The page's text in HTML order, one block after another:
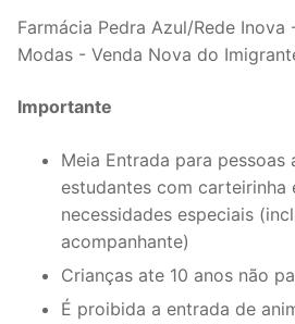
Farmácia Pedra Azul/Rede Inova
Modas - Venda Nova do
Importante
Meia Entrada para pessoas
estudantes com
necessidades especiais
acompanhante)
Crianças ate 10 anos não
É proibida a entrada de